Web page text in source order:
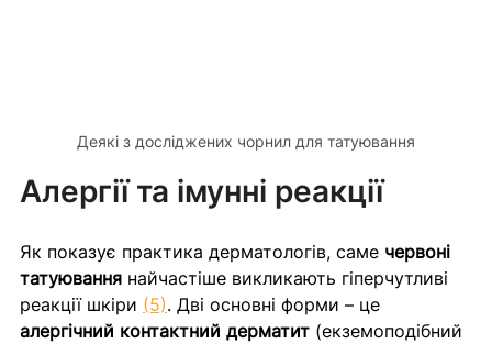
Деякі з досліджених чорнил для татуювання
Алергії та імунні реакції
Як показує практика дерматологів, саме червоні
татуювання найчастіше викликають гіперчутливі
реакції шкіри (5). Дві основні форми – це
алергічний контактний дерматит (екземоподібний